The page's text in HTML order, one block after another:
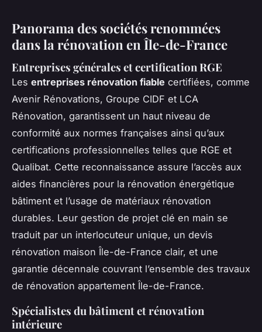
Panorama des sociétés renommées
dans la rénovation en Île-de-France
Entreprises générales et certification RGE
Les entreprises rénovation fiable certifiées, comme
Avenir Rénovations, Groupe CIDF et LCA
Rénovation, garantissent un haut niveau de
conformité aux normes françaises ainsi qu’aux
certifications professionnelles telles que RGE et
Qualibat. Cette reconnaissance assure l’accès aux
aides financières pour la rénovation énergétique
bâtiment et l’usage de matériaux rénovation
durables. Leur gestion de projet clé en main se
traduit par un interlocuteur unique, un devis
rénovation maison Île-de-France clair, et une
garantie décennale couvrant l’ensemble des travaux
de rénovation appartement Île-de-France.
Spécialistes du bâtiment et rénovation
intérieure